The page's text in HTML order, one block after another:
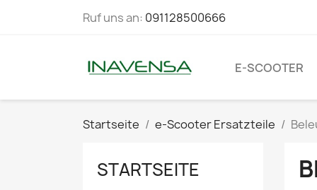
Ruf uns an: 091128500666
E-SCOOTER
Startseite e-Scooter Ersatzteile
STARTSEITE